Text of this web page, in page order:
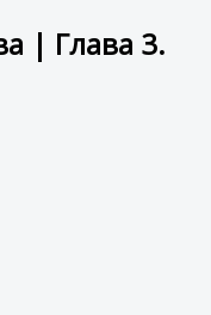
| Глава 3.